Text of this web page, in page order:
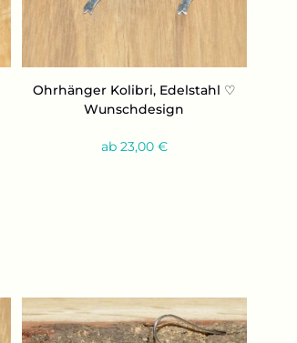
Ohr­hän­ger Ko­li­bri, Edel­stahl ♡
Wunsch­de­sign
ab 23,00 €